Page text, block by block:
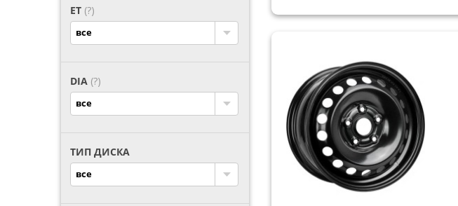
OFF ROAD WHEELS
ORIGINAL
REPLAY
SPORTMAX RACING
STEEL
YOKATTA RAYS
ZF
ET (?)
все
DIA (?)
все
ТИП ДИСКА
все